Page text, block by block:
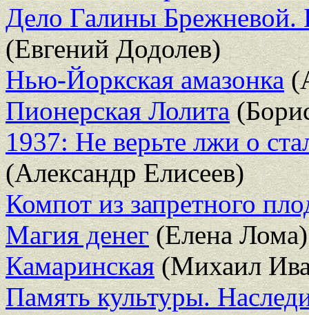
Дело Галины Брежневой.
(Евгений Додолев)
Нью-Йоркская амазонка
Пионерская Лолита
1937: Не верьте лжи о
(Александр Елисеев)
Компот из запретного
Магия денег(Елена Лома)
Камаринская(Михаил
Память культуры.